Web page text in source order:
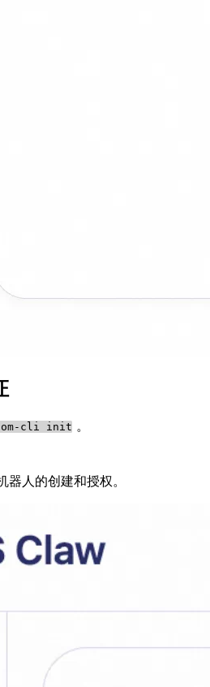
cli init 。
器人的创建和授权。